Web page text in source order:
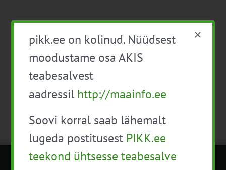
Eelmine See nädal Järgmine
pikk.ee on kolinud. Nüüdsest
moodustame osa AKIS
teabesalvest
aadressil http://maainfo.ee
Soovi korral saab lähemalt
lugeda postitusest PIKK.ee
teekond ühtsesse teabesalve